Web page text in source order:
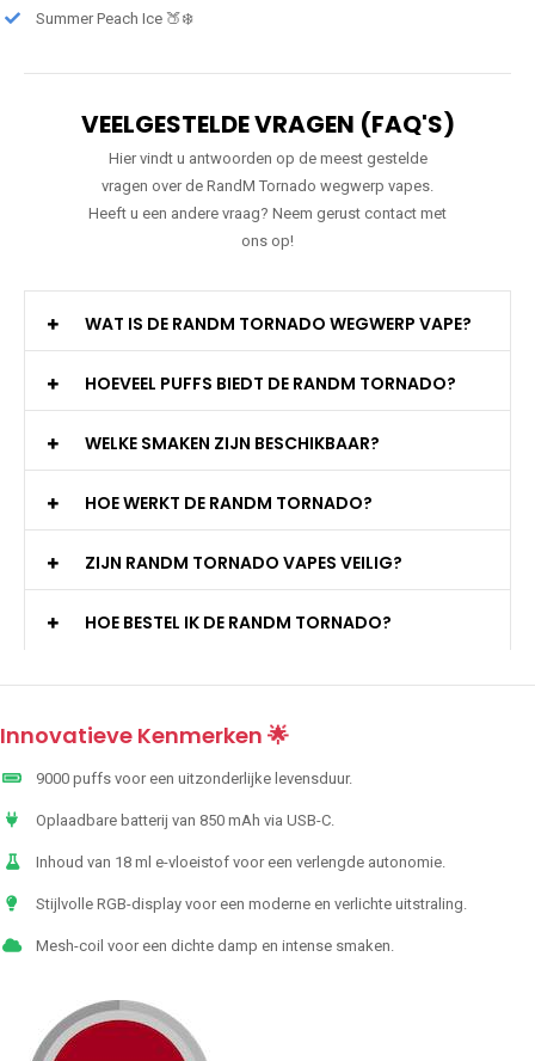
Summer Peach Ice 🍑❄️
VEELGESTELDE VRAGEN (FAQ'S)
Hier vindt u antwoorden op de meest gestelde
vragen over de RandM Tornado wegwerp vapes.
Heeft u een andere vraag? Neem gerust contact met
ons op!
WAT IS DE RANDM TORNADO WEGWERP VAPE?
HOEVEEL PUFFS BIEDT DE RANDM TORNADO?
WELKE SMAKEN ZIJN BESCHIKBAAR?
HOE WERKT DE RANDM TORNADO?
ZIJN RANDM TORNADO VAPES VEILIG?
HOE BESTEL IK DE RANDM TORNADO?
Innovatieve Kenmerken 🌟
9000 puffs voor een uitzonderlijke levensduur.
Oplaadbare batterij van 850 mAh via USB-C.
Inhoud van 18 ml e-vloeistof voor een verlengde autonomie.
Stijlvolle RGB-display voor een moderne en verlichte uitstraling.
Mesh-coil voor een dichte damp en intense smaken.